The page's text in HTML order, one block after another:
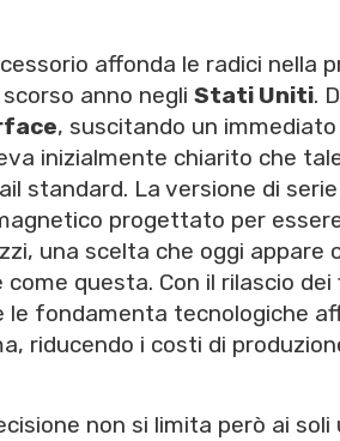
affonda le radici nella
anno negli Stati Uniti.
, suscitando un
inizialmente chiarito che
standard. La versione di
progettato per
una scelta che oggi
questa. Con il rilascio dei
le fondamenta tecnologiche
riducendo i costi di
non si limita però ai